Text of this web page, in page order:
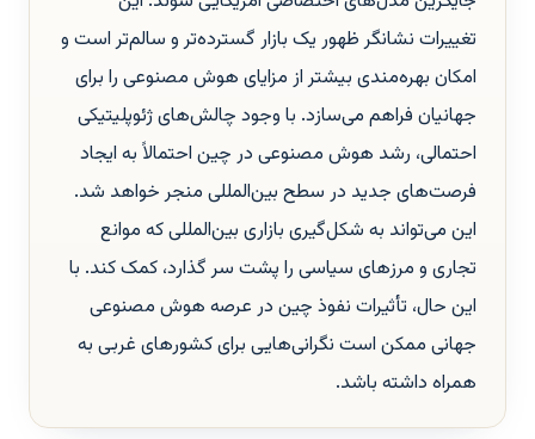
تغییرات نشانگر ظهور یک بازار گسترده‌تر و سالم‌تر است و
امکان بهره‌مندی بیشتر از مزایای هوش مصنوعی را برای
جهانیان فراهم می‌سازد. با وجود چالش‌های ژئوپلیتیکی
احتمالی، رشد هوش مصنوعی در چین احتمالاً به ایجاد
فرصت‌های جدید در سطح بین‌المللی منجر خواهد شد.
این می‌تواند به شکل‌گیری بازاری بین‌المللی که موانع
تجاری و مرزهای سیاسی را پشت سر گذارد، کمک کند. با
این حال، تأثیرات نفوذ چین در عرصه هوش مصنوعی
جهانی ممکن است نگرانی‌هایی برای کشورهای غربی به
همراه داشته باشد.